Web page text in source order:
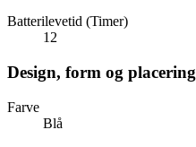
Batterilevetid (Timer)
12
Design, form og placering
Farve
Blå